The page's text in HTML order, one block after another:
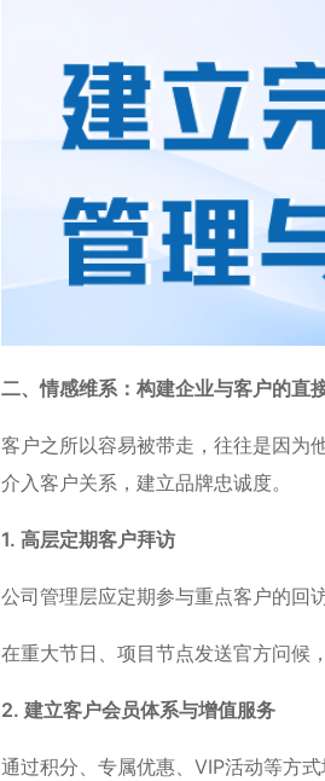
二、情感维系：构建企业与客户的直
客户之所以容易被带走，往往是因为
介入客户关系，建立品牌忠诚度。
1. 高层定期客户拜访
公司管理层应定期参与重点客户的回
在重大节日、项目节点发送官方问候
2. 建立客户会员体系与增值服务
通过积分、专属优惠、VIP活动等方式